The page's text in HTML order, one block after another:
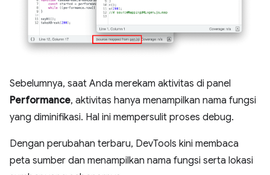
Sebelumnya, saat Anda merekam aktivitas di panel
Performance, aktivitas hanya menampilkan nama fungsi
yang diminifikasi. Hal ini mempersulit proses debug.
Dengan perubahan terbaru, DevTools kini membaca
peta sumber dan menampilkan nama fungsi serta lokasi